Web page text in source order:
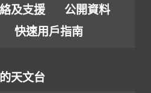
及支援
公開資料
快速用戶指南
天文台